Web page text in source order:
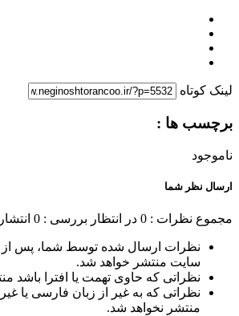
لینک کوتاه
برچسب ها :
ناموجود
ارسال نظر شما
مجموع نظرات : 0 در انتظار بررسی : 0
نظرات ارسال شده توسط شما، پس از
سایت منتشر خواهد شد.
نظراتی که حاوی تهمت یا افترا باشد
نظراتی که به غیر از زبان فارسی یا
منتشر نخواهد شد.